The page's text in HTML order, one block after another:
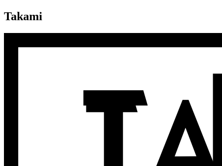
Takami